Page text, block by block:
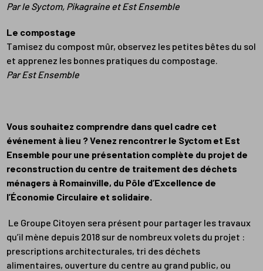
Par le Syctom, Pikagraine et Est Ensemble
Le compostage
Tamisez du compost mûr, observez les petites bêtes du sol
et apprenez les bonnes pratiques du compostage.
Par Est Ensemble
Vous souhaitez comprendre dans quel cadre cet
événement à lieu ? Venez rencontrer le Syctom et Est
Ensemble pour une présentation complète du projet de
reconstruction du centre de traitement des déchets
ménagers à Romainville, du Pôle d’Excellence de
l’Économie Circulaire et solidaire.
Le Groupe Citoyen sera présent pour partager les travaux
qu’il mène depuis 2018 sur de nombreux volets du projet :
prescriptions architecturales, tri des déchets
alimentaires, ouverture du centre au grand public, ou